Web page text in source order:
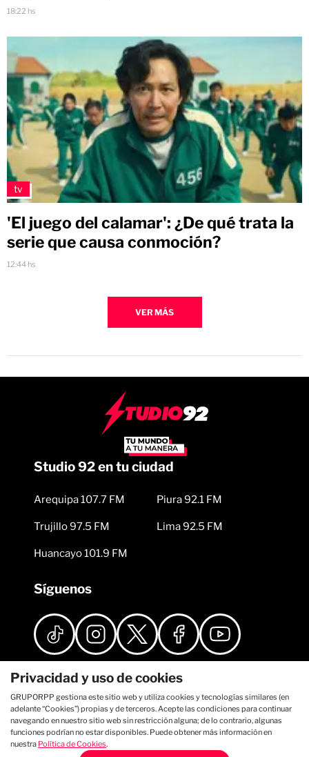
18:22 hs
tv
'El juego del calamar': ¿De qué trata la
serie que causa conmoción?
12:44 hs
VER MÁS
Studio 92 en tu ciudad
Arequipa 107.7 FM
Trujillo 97.5 FM
Huancayo 101.9 FM
Piura 92.1 FM
Lima 92.5 FM
Síguenos
Privacidad y uso de cookies
GRUPORPP gestiona este sitio web y utiliza cookies y tecnologías similares (en
adelante “Cookies”) propias y de terceros. Acepte las condiciones para continuar
navegando en nuestro sitio web sin restricción alguna; de lo contrario, algunas
funciones podrían no estar disponibles. Puede obtener más información en
nuestra Política de Cookies.